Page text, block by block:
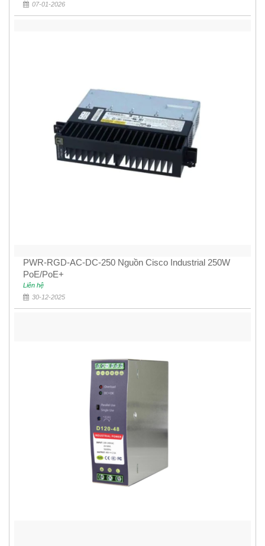
07-01-2026
PWR-RGD-AC-DC-250 Nguồn Cisco Industrial 250W
PoE/PoE+
Liên hệ
30-12-2025